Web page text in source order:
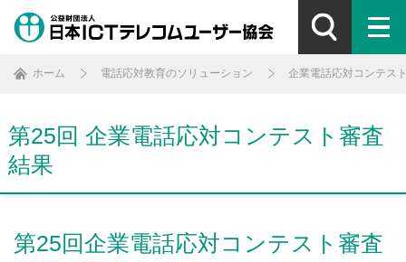
ホーム 電話応対教育のソリューション 企業電話応対コンテス
第25回 企業電話応対コンテスト審査
結果
第25回企業電話応対コンテスト審査